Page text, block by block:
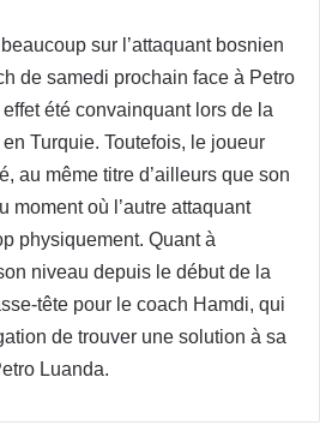
sur l’attaquant bosnien
de samedi prochain face à Petro
été convainquant lors de la
Turquie. Toutefois, le joueur
au même titre d’ailleurs que son
moment où l’autre attaquant
physiquement. Quant à
niveau depuis le début de la
tête pour le coach Hamdi, qui
de trouver une solution à sa
Luanda.